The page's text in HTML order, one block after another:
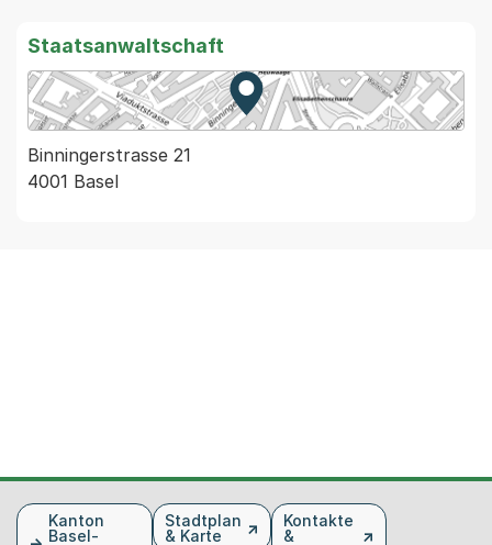
Staatsanwaltschaft
Zur Karte von MapBS.
Externer Link, wird in einem
Binningerstrasse 21
4001 Basel
FusszeileKanton
Basel-
Stadtplan
& Karte
Kontakte
&